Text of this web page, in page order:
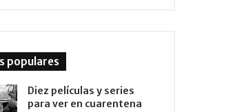
populares
Diez películas y series
para ver en cuarentena